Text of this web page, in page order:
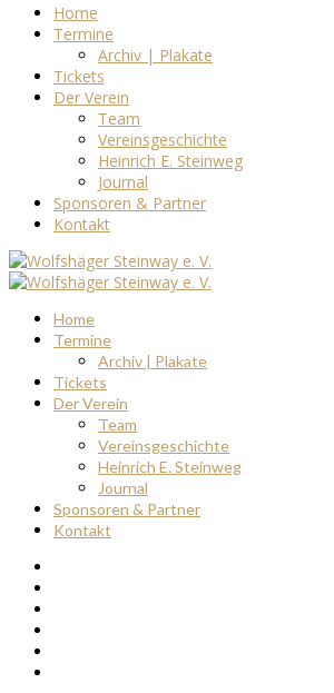
Home
Termine
Archiv | Plakate
Tickets
Der Verein
Team
Vereinsgeschichte
Heinrich E. Steinweg
Journal
Sponsoren & Partner
Kontakt
Home
Termine
Archiv | Plakate
Tickets
Der Verein
Team
Vereinsgeschichte
Heinrich E. Steinweg
Journal
Sponsoren & Partner
Kontakt